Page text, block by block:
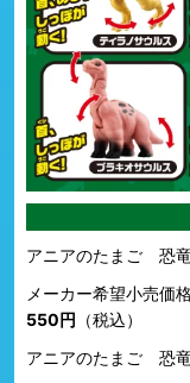
アニアのたまご 恐
メーカー希望小売価
550円 （税込）
アニアのたまご 恐